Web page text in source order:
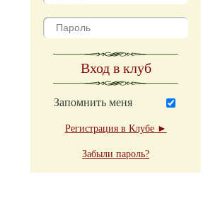
Вход в клуб
Запомнить меня
Регистрация в Клубе ►
Забыли пароль?